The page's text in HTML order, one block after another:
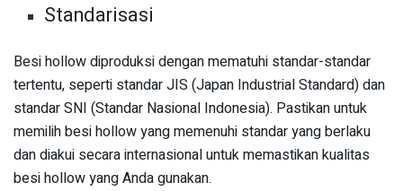
Standarisasi
Besi hollow diproduksi dengan mematuhi standar-standar
tertentu, seperti standar JIS (Japan Industrial Standard) dan
standar SNI (Standar Nasional Indonesia). Pastikan untuk
memilih besi hollow yang memenuhi standar yang berlaku
dan diakui secara internasional untuk memastikan kualitas
besi hollow yang Anda gunakan.